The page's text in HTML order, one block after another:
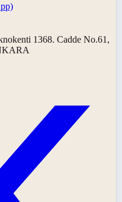
1368. Cadde No.61,